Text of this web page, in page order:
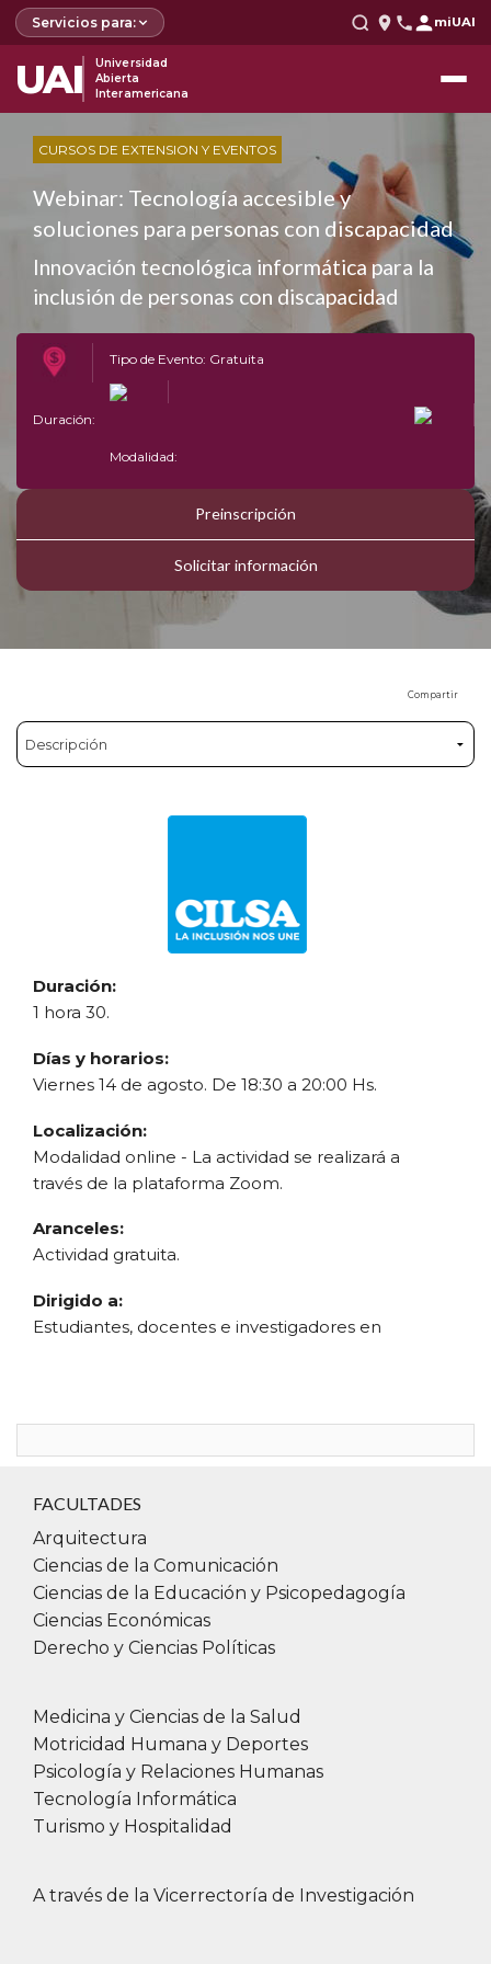
Servicios para: miUAI
UAI
Universidad
Abierta
Interamericana
CURSOS DE EXTENSION Y EVENTOS
Webinar: Tecnología accesible y
soluciones para personas con discapacidad
Innovación tecnológica informática para la
inclusión de personas con discapacidad
Tipo de Evento: Gratuita
Duración:
Modalidad:
Preinscripción
Solicitar información
Compartir
Duración:
1 hora 30.
Días y horarios:
Viernes 14 de agosto. De 18:30 a 20:00 Hs.
Localización:
Modalidad online - La actividad se realizará a
través de la plataforma Zoom.
Aranceles:
Actividad gratuita.
Dirigido a:
Estudiantes, docentes e investigadores en
Objetivo:
Promover los beneficios que aporta la
innovación tecnológica informática a las
personas con discapacidad.
Dar a conocer proyectos que promuevan la
accesibilidad.
Concientizar para lograr una sociedad
inclusiva.
Breve descripción de las actividades a
realizar:
Exposición de los disertantes.
Espacio de preguntas y respuestas.
"El enlace para poder participar de la
actividad a la cual usted se está inscribiendo
FACULTADES
Arquitectura
Ciencias de la Comunicación
Ciencias de la Educación y Psicopedagogía
Ciencias Económicas
Derecho y Ciencias Políticas
Medicina y Ciencias de la Salud
Motricidad Humana y Deportes
Psicología y Relaciones Humanas
Tecnología Informática
Turismo y Hospitalidad
A través de la Vicerrectoría de Investigación